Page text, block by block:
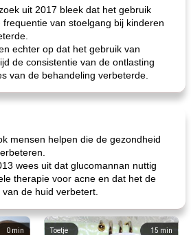
uit 2017 bleek dat het gebruik
van stoelgang bij kinderen
echter op dat het gebruik van
de consistentie van de ontlasting
van de behandeling verbeterde.
mensen helpen die de gezondheid
wees uit dat glucomannan nuttig
therapie voor acne en dat het de
de huid verbetert.
0 min 15 min
Toetje